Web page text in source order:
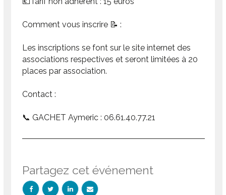
Comment vous inscrire 📝 :
Les inscriptions se font sur le site internet des
associations respectives et seront limitées à 20
places par association.
Contact :
📞 GACHET Aymeric : 06.61.40.77.21
Partagez cet événement